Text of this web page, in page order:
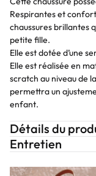
Respirantes et
chaussures brillantes
petite fille.
Elle est dotée d’une
Elle est réalisée en
scratch au niveau de
permettra un
enfant.
Détails du
Entretien